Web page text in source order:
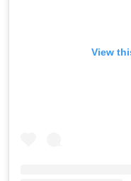
View